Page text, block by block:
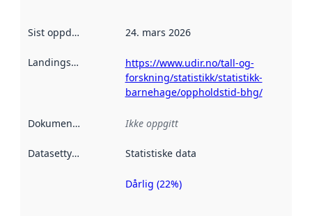
Sist oppdatert 24. mars 2026
Landingsside
https://www.udir.no/tall-og-
forskning/statistikk/statistikk-
barnehage/oppholdstid-bhg/
Dokumentasjon Ikke oppgitt
Datasettype Statistiske data
Metadatakvalitet
Dårlig (22%)